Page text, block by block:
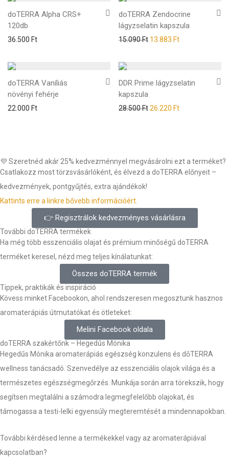
doTERRA Alpha CRS+
120db
36.500 Ft
doTERRA Zendocrine
lágyzselatin kapszula
15.090Ft 13.883 Ft
doTERRA Vaníliás
növényi fehérje
22.000 Ft
DDR Prime lágyzselatin
kapszula
28.500Ft26.220 Ft
💜 Szeretnéd akár 25% kedvezménnyel megvásárolni ezt a terméket?
Csatlakozz most törzsvásárlóként, és élvezd a doTERRA előnyeit –
kedvezmények, pontgyűjtés, extra ajándékok!
Kattints erre a linkre bővebb információért.
👉 Regisztrálok kedvezményes vásárlásra
További doTERRA termékek
Ha még több esszenciális olajat és prémium minőségű doTERRA
terméket keresel, nézd meg teljes kínálatunkat:
Összes doTERRA termék
Tippek, praktikák és inspiráció
Kövess minket Facebookon, ahol rendszeresen megosztunk hasznos
aromaterápiás útmutatókat és ötleteket:
Melini Facebook oldala
doTERRA szakértőnk – Hegedűs Mónika
Hegedűs Mónika aromaterápiás egészség konzulens és dōTERRA
wellness tanácsadó. Szenvedélye az esszenciális olajok világa és a
természetes egészségmegőrzés. Munkája során arra törekszik, hogy
segítsen megtalálni a számodra legmegfelelőbb olajokat, és
támogassa a testi-lelki egyensúly megteremtését a mindennapokban.
További kérdésed lenne a termékekkel vagy az aromaterápiával
kapcsolatban?